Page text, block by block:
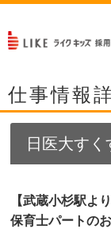
仕事情報
日医大す
【武蔵小杉駅よ
保育士パートの